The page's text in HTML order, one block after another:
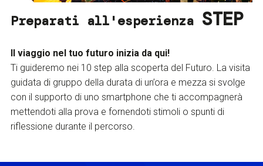
Preparati all'esperienza STEP
Il viaggio nel tuo futuro inizia da qui!
Ti guideremo nei 10 step alla scoperta del Futuro. La visita
guidata di gruppo della durata di un’ora e mezza si svolge
con il supporto di uno smartphone che ti accompagnerà
mettendoti alla prova e fornendoti stimoli o spunti di
riflessione durante il percorso.